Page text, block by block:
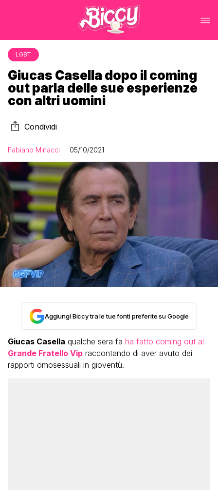
LGBT
Giucas Casella dopo il coming
out parla delle sue esperienze
con altri uomini
Condividi
Fabiano Minacci 05/10/2021
Aggiungi Biccy tra le tue fonti preferite su Google
Giucas Casella qualche sera fa ha fatto coming out al
Grande Fratello Vip raccontando di aver avuto dei
rapporti omosessuali in gioventù.